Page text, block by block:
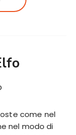
come nel
nel modo di